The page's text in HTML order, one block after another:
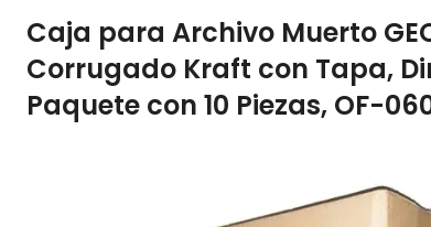
Caja para Archivo Muerto
Corrugado Kraft con Tapa,
Paquete con 10 Piezas, OF-